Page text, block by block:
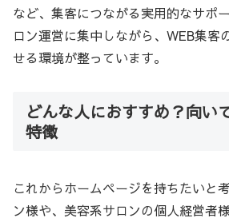
など、集客につながる実用的なサポ
ロン運営に集中しながら、WEB集客
せる環境が整っています。
どんな人におすすめ？向い
特徴
これからホームページを持ちたいと
ン様や、美容系サロンの個人経営者